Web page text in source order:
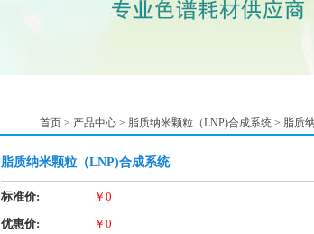
首页 > 产品中心 > 脂质纳米颗粒（LNP)合成系统 > 脂质
脂质纳米颗粒（LNP)合成系统
标准价: ￥ 0
优惠价:
￥ 0